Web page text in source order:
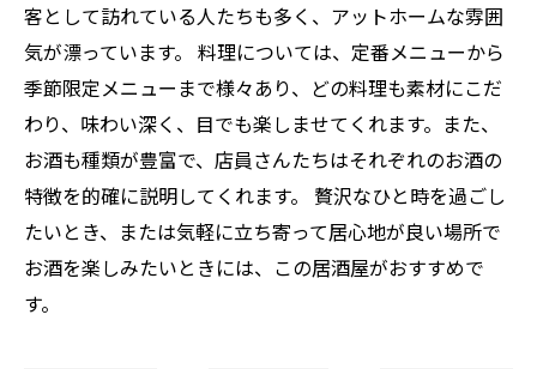
客として訪れている人たちも多く、アットホームな雰囲
気が漂っています。 料理については、定番メニューから
季節限定メニューまで様々あり、どの料理も素材にこだ
わり、味わい深く、目でも楽しませてくれます。また、
お酒も種類が豊富で、店員さんたちはそれぞれのお酒の
特徴を的確に説明してくれます。 贅沢なひと時を過ごし
たいとき、または気軽に立ち寄って居心地が良い場所で
お酒を楽しみたいときには、この居酒屋がおすすめで
す。